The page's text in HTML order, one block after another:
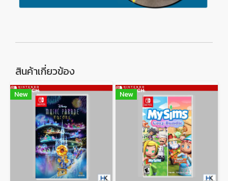
สินค้าเกี่ยวข้อง
New New